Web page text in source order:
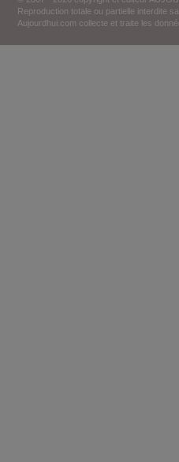
Reproduction totale ou partielle interdite
Aujourdhui.com collecte et traite les